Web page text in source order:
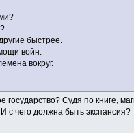
быстрее.
войн.
вокруг.
Судя по книге,
с чего должна быть экспансия?